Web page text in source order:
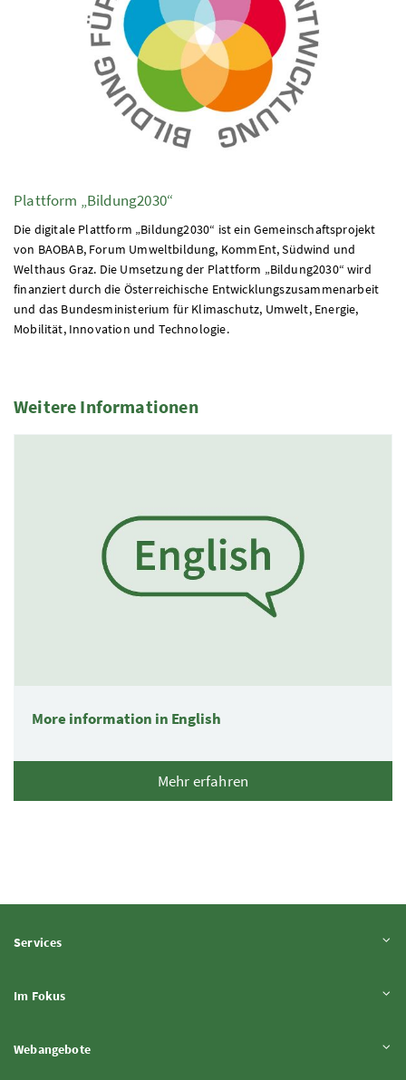
Plattform „Bildung2030“
Die digitale Plattform „Bildung2030“ ist ein Gemeinschaftsprojekt
von BAOBAB, Forum Umweltbildung, KommEnt, Südwind und
Welthaus Graz. Die Umsetzung der Plattform „Bildung2030“ wird
finanziert durch die Österreichische Entwicklungszusammenarbeit
und das Bundesministerium für Klimaschutz, Umwelt, Energie,
Mobilität, Innovation und Technologie.
Weitere Informationen
More information in English
Mehr erfahren
ServicesInhalt aufklappen
Im FokusInhalt aufklappen
WebangeboteInhalt aufklappen